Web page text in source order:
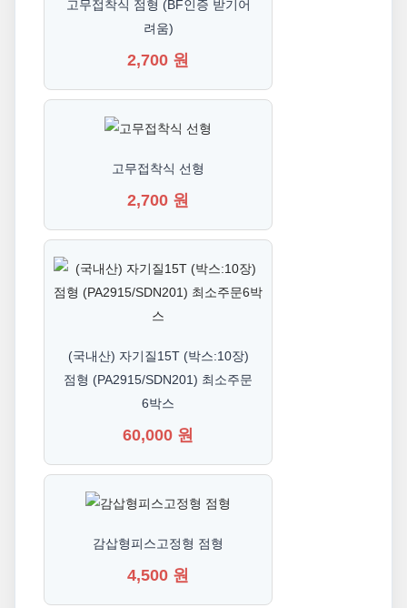
고무접착식 점형 (BF인증 받기어
려움)
2,700 원
고무접착식 선형
2,700 원
(국내산) 자기질15T (박스:10장)
점형 (PA2915/SDN201) 최소주문
6박스
60,000 원
감삽형피스고정형 점형
4,500 원